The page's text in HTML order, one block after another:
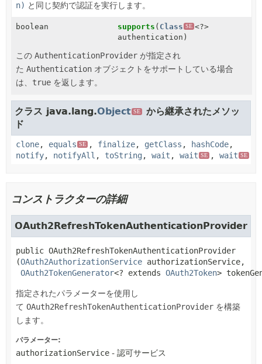
n) と同じ契約で認証を実行します。
boolean supports ( Class SE <?>
authentication)
この AuthenticationProvider が指定され
た Authentication オブジェクトをサポートしている場合
は、 true を返します。
クラス java.lang.Object SE
から継承されたメソッ
ド
clone, equals SE , finalize, getClass , hashCode,
notify, notifyAll , toString , wait , wait SE , wait SE
コンストラクターの詳細
OAuth2RefreshTokenAuthenticationProvider
public OAuth2RefreshTokenAuthenticationProvider
(OAuth2AuthorizationService authorizationService,
OAuth2TokenGenerator<? extends OAuth2Token>
指定されたパラメーターを使用し
て OAuth2RefreshTokenAuthenticationProvider を構築
します。
パラメーター:
authorizationService - 認可サービス